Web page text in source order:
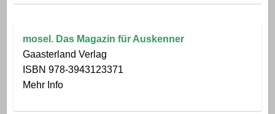
mosel. Das Magazin für Auskenner
Gaasterland Verlag
ISBN 978-3943123371
Mehr Info